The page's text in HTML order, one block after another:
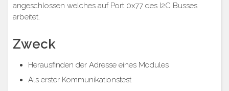
angeschlossen welches auf Port 0x77 des I2C Busses
arbeitet.
Zweck
Herausfinden der Adresse eines Modules
Als erster Kommunikationstest